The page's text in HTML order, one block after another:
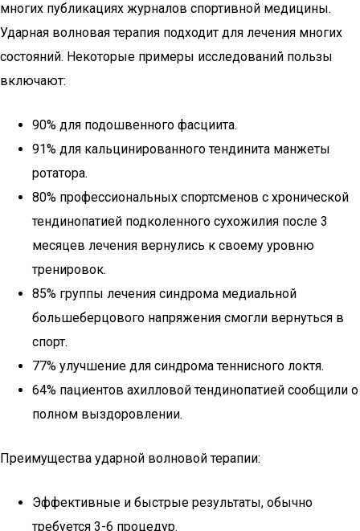
многих публикациях журналов спортивной медицины.
Ударная волновая терапия подходит для лечения многих
состояний. Некоторые примеры исследований пользы
включают:
90% для подошвенного фасциита.
91% для кальцинированного тендинита манжеты
ротатора.
80% профессиональных спортсменов с хронической
тендинопатией подколенного сухожилия после 3
месяцев лечения вернулись к своему уровню
тренировок.
85% группы лечения синдрома медиальной
большеберцового напряжения смогли вернуться в
спорт.
77% улучшение для синдрома теннисного локтя.
64% пациентов ахилловой тендинопатией сообщили о
полном выздоровлении.
Преимущества ударной волновой терапии:
Эффективные и быстрые результаты, обычно
требуется 3-6 процедур.